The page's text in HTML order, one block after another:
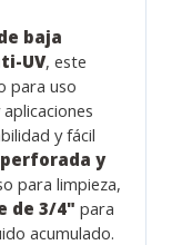
baja
UV, este
para uso
y fácil
y
para limpieza,
de 3/4" para
acumulado.